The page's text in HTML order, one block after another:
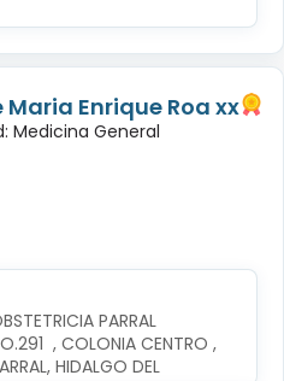
Maria Enrique Roa xx
Medicina General
PARRAL
, COLONIA CENTRO ,
HIDALGO DEL